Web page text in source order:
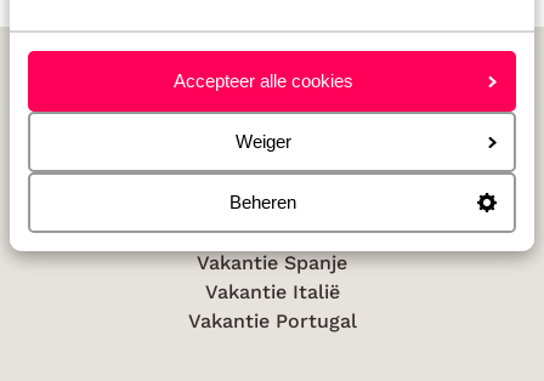
Accepteer alle cookies
Weiger
Beheren
als iedereen een zwembad heeft.
nog een keer terug gaan.
Home
Populaire landen
Vakantie Griekenland
Vakantie Spanje
Vakantie Italië
Vakantie Portugal